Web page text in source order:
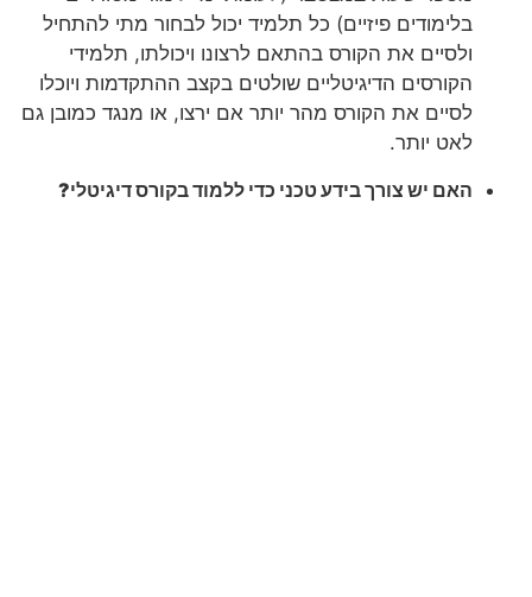
בלימודים פיזיים) כל תלמיד יכול לבחור מתי להתחיל
ולסיים את הקורס בהתאם לרצונו ויכולתו, תלמידי
הקורסים הדיגיטליים שולטים בקצב ההתקדמות ויוכלו
לסיים את הקורס מהר יותר אם ירצו, או מנגד כמובן גם
לאט יותר.
האם יש צורך בידע טכני כדי ללמוד בקורס דיגיטלי?